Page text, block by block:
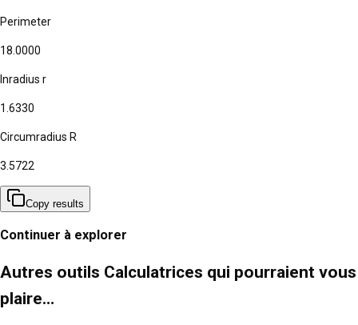
Perimeter
18.0000
Inradius r
1.6330
Circumradius R
3.5722
Copy results
Continuer à explorer
Autres outils Calculatrices qui pourraient vous
plaire…